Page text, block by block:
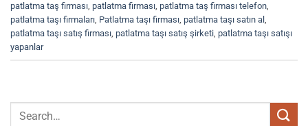
patlatma taş firması, patlatma firması, patlatma taş firması telefon,
patlatma taşı firmaları, Patlatma taşı firması, patlatma taşı satın al ,
patlatma taşı satış firması, patlatma taşı satış şirketi, patlatma taşı satışı
yapanlar